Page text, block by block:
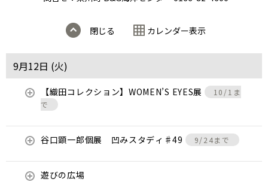
閉じる カレンダー表示
9月12日 (火)
【織田コレクション】WOMEN’S EYES展
10/1ま
で
谷口顕一郎個展 凹みスタディ♯49 9/24まで
遊びの広場